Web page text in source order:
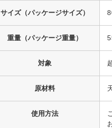
サイズ（パッケージサイズ）
重量（パッケージ重量）
対象
原材料
使用方法